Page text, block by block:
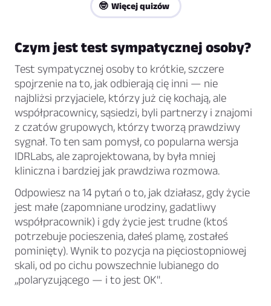
🤓 Więcej quizów
Czym jest test sympatycznej osoby?
Test sympatycznej osoby to krótkie, szczere
spojrzenie na to, jak odbierają cię inni — nie
najbliżsi przyjaciele, którzy już cię kochają, ale
współpracownicy, sąsiedzi, byli partnerzy i znajomi
z czatów grupowych, którzy tworzą prawdziwy
sygnał. To ten sam pomysł, co popularna wersja
IDRLabs, ale zaprojektowana, by była mniej
kliniczna i bardziej jak prawdziwa rozmowa.
Odpowiesz na 14 pytań o to, jak działasz, gdy życie
jest małe (zapomniane urodziny, gadatliwy
współpracownik) i gdy życie jest trudne (ktoś
potrzebuje pocieszenia, dałeś plamę, zostałeś
pominięty). Wynik to pozycja na pięciostopniowej
skali, od po cichu powszechnie lubianego do
„polaryzującego — i to jest OK".